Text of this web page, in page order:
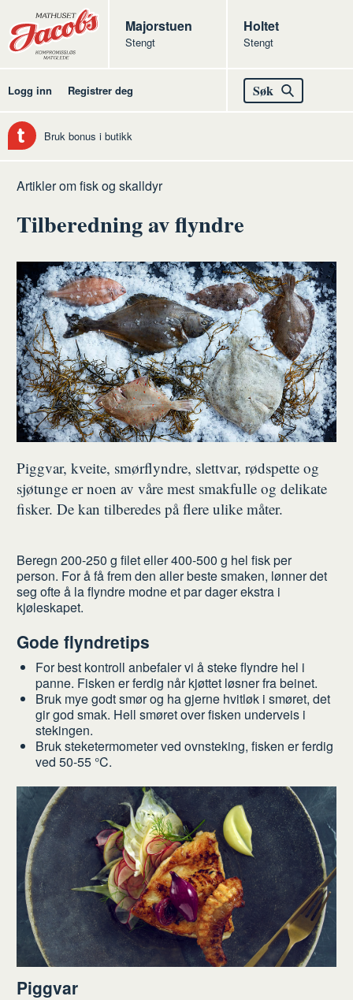
Butikker
Jacobs
Majorstuen
Stengt
Jacobs
Holtet
Stengt
Logg inn Registrer deg Søk
Bruk bonus i butikk
Hjem
Fisk
skalldyr
Artikler om fisk og skalldyr
Tilberedning av flyndre
Piggvar, kveite, smørflyndre, slettvar, rødspette og
sjøtunge er noen av våre mest smakfulle og delikate
fisker. De kan tilberedes på flere ulike måter.
Beregn 200-250 g filet eller 400-500 g hel fisk per
person. For å få frem den aller beste smaken, lønner det
seg ofte å la flyndre modne et par dager ekstra i
kjøleskapet.
Gode flyndretips
For best kontroll anbefaler vi å steke flyndre hel i
panne. Fisken er ferdig når kjøttet løsner fra beinet.
Bruk mye godt smør og ha gjerne hvitløk i smøret, det
gir god smak. Hell smøret over fisken underveis i
stekingen.
Bruk steketermometer ved ovnsteking, fisken er ferdig
ved 50-55 °C.
Piggvar